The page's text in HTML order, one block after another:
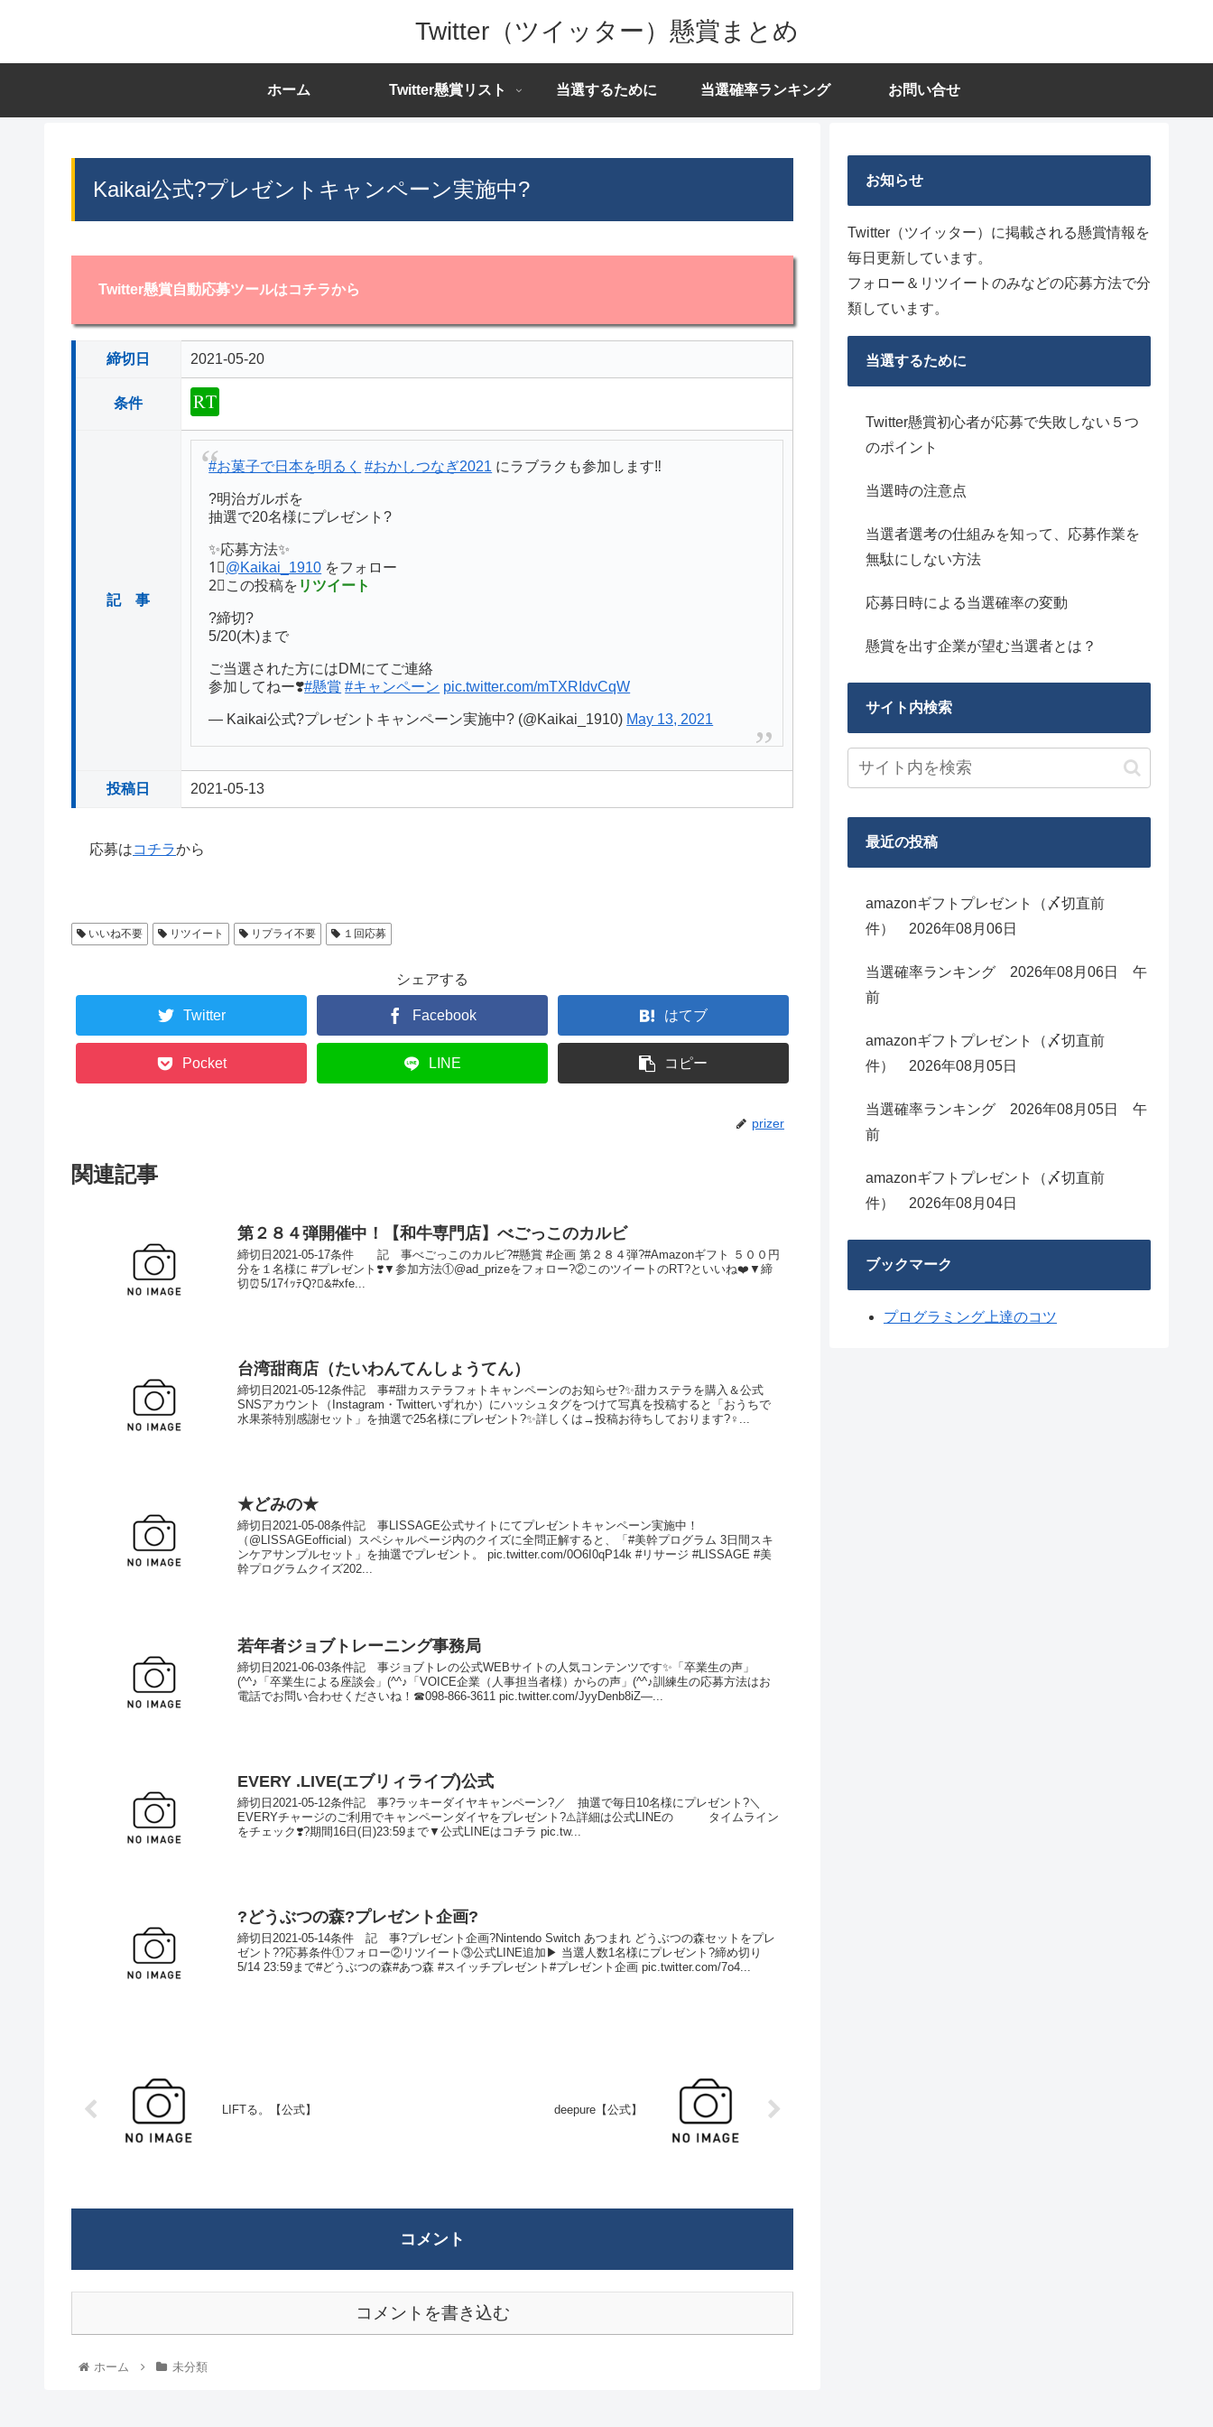
Twitter（ツイッター）懸賞まとめ
ホーム Twitter懸賞リスト 当選するために 当選確率ランキング お問い合せ
Kaikai公式?プレゼントキャンペーン実施中?
Twitter懸賞自動応募ツールはコチラから
締切日 2021-05-20
条件
記 事
#お菓子で日本を明るく #おかしつなぎ2021 にラブラクも参加します‼️
?明治ガルボを
抽選で20名様にプレゼント?
✨応募方法✨
1⃣@Kaikai_1910 をフォロー
2⃣この投稿を リツイート
?締切?
5/20(木)まで
ご当選された方にはDMにてご連絡
参加してねー❣️#懸賞 #キャンペーン pic.twitter.com/mTXRIdvCqW
— Kaikai公式?プレゼントキャンペーン実施中? (@Kaikai_1910) May 13, 2021
投稿日 2021-05-13
応募はコチラから
いいね不要 リツイート リプライ不要 １回応募
シェアする
Twitter Facebook はてブ
Pocket LINE コピー
prizer
関連記事
第２８４弾開催中！【和牛専門店】べごっこのカルビ
締切日2021-05-17条件 記 事べごっこのカルビ?#懸賞 #企画 第２８４弾?#Amazonギフト ５００円
分を１名様に #プレゼント❣️▼参加方法①@ad_prizeをフォロー?②このツイートのRT?といいね❤️▼締
切⏰5/17ｲｯﾃQ?‍⚖&#xfe...
台湾甜商店（たいわんてんしょうてん）
締切日2021-05-12条件記 事#甜カステラフォトキャンペーンのお知らせ?✨甜カステラを購入＆公式
SNSアカウント（Instagram・Twitterいずれか）にハッシュタグをつけて写真を投稿すると「おうちで
水果茶特別感謝セット」を抽選で25名様にプレゼント?✨詳しくは→投稿お待ちしております?‍♀...
★どみの★
締切日2021-05-08条件記 事LISSAGE公式サイトにてプレゼントキャンペーン実施中！
（@LISSAGEofficial）スペシャルページ内のクイズに全問正解すると、「#美幹プログラム 3日間スキ
ンケアサンプルセット」を抽選でプレゼント。 pic.twitter.com/0O6I0qP14k #リサージ #LISSAGE #美
幹プログラムクイズ202...
若年者ジョブトレーニング事務局
締切日2021-06-03条件記 事ジョブトレの公式WEBサイトの人気コンテンツです✨「卒業生の声」
(^^♪「卒業生による座談会」(^^♪「VOICE企業（人事担当者様）からの声」(^^♪訓練生の応募方法はお
電話でお問い合わせくださいね！☎098-866-3611 pic.twitter.com/JyyDenb8iZ—...
EVERY .LIVE(エブリィライブ)公式
締切日2021-05-12条件記 事?ラッキーダイヤキャンペーン?／ 抽選で毎日10名様にプレゼント?＼
EVERYチャージのご利用でキャンペーンダイヤをプレゼント?⚠️詳細は公式LINEの タイムライン
をチェック❣️?️期間16日(日)23:59まで▼公式LINEはコチラ pic.tw...
?どうぶつの森?プレゼント企画?
締切日2021-05-14条件 記 事?プレゼント企画?Nintendo Switch あつまれ どうぶつの森セットをプレ
ゼント??応募条件①フォロー②リツイート③公式LINE追加▶︎ 当選人数1名様にプレゼント?締め切り
5/14 23:59まで#どうぶつの森#あつ森 #スイッチプレゼント#プレゼント企画 pic.twitter.com/7o4...
LIFTる。【公式】 deepure【公式】
コメント
コメントを書き込む
ホーム 未分類
お知らせ
Twitter（ツイッター）に掲載される懸賞情報を
毎日更新しています。
フォロー＆リツイートのみなどの応募方法で分
類しています。
当選するために
Twitter懸賞初心者が応募で失敗しない５つ
のポイント
当選時の注意点
当選者選考の仕組みを知って、応募作業を
無駄にしない方法
応募日時による当選確率の変動
懸賞を出す企業が望む当選者とは？
サイト内検索
最近の投稿
amazonギフトプレゼント（〆切直前
件） 2026年08月06日
当選確率ランキング 2026年08月06日 午
前
amazonギフトプレゼント（〆切直前
件） 2026年08月05日
当選確率ランキング 2026年08月05日 午
前
amazonギフトプレゼント（〆切直前
件） 2026年08月04日
ブックマーク
プログラミング上達のコツ